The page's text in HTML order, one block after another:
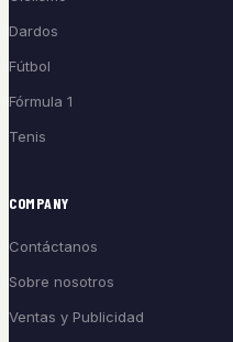
Dardos
Fútbol
Fórmula 1
Tenis
COMPANY
Contáctanos
Sobre nosotros
Ventas y Publicidad